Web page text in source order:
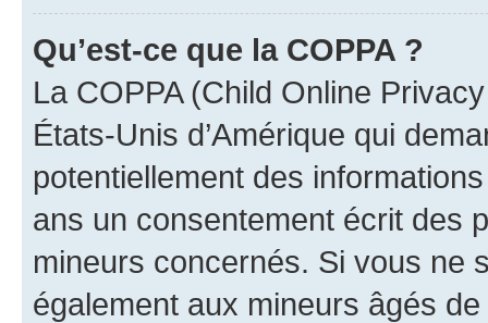
Qu’est-ce que la COPPA ?
La COPPA (Child Online
États-Unis d’Amérique qui
potentiellement des
ans un consentement écrit des
mineurs concernés. Si vous ne
également aux mineurs âgés